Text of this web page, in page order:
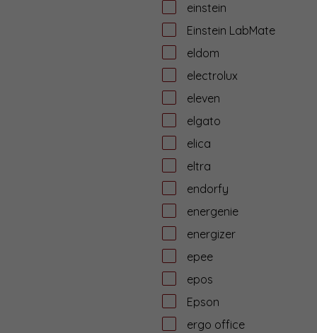
einstein
Einstein LabMate
eldom
electrolux
eleven
elgato
elica
eltra
endorfy
energenie
energizer
epee
epos
Epson
ergo office